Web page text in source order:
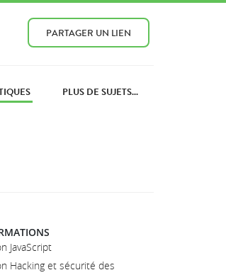
PARTAGER UN LIEN
PLUS DE SUJETS...
JavaScript
Hacking et sécurité des